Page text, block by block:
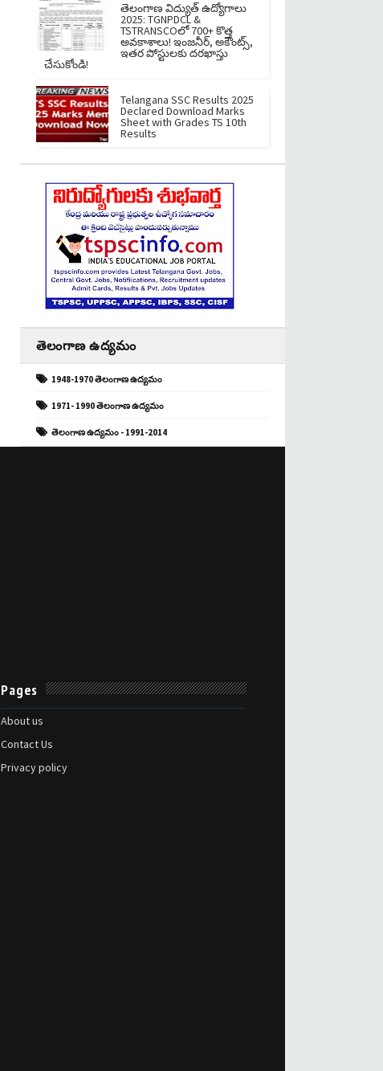
తెలంగాణ విద్యుత్ ఉద్యోగాలు
2025: TGNPDCL &
TSTRANSCOలో 700+ కొత్త
అవకాశాలు! ఇంజనీర్, అకౌంట్స్,
ఇతర పోస్టులకు దరఖాస్తు
చేసుకోండి!
Telangana SSC Results 2025
Declared Download Marks
Sheet with Grades TS 10th
Results
తెలంగాణ ఉద్యమం
1948-1970 తెలంగాణ ఉద్యమం
1971- 1990 తెలంగాణ ఉద్యమం
తెలంగాణ ఉద్యమం - 1991-2014
Pages
About us
Contact Us
Privacy policy